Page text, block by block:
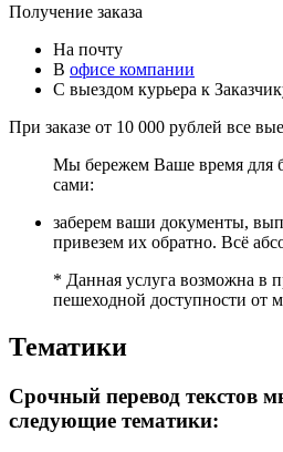
Получение заказа
На почту
В офисе компании
С выездом курьера к
При заказе от 10 000 рублей все
Мы бережем Ваше время для
сами:
заберем ваши документы,
привезем их обратно. Всё
* Данная услуга возможна в
пешеходной доступности от
Тематики
Срочный перевод текстов
следующие тематики: